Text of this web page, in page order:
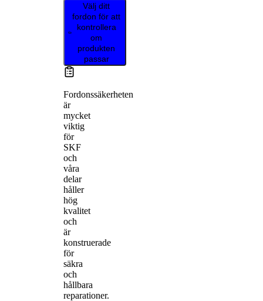
Välj ditt
fordon för att
kontrollera
om
produkten
passar
Fordonssäkerheten
är
mycket
viktig
för
SKF
och
våra
delar
håller
hög
kvalitet
och
är
konstruerade
för
säkra
och
hållbara
reparationer.